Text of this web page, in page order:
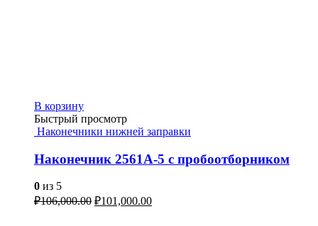
В корзину
Быстрый просмотр
Наконечники нижней заправки
Наконечник 2561А-5 с пробоотборником
0 из 5
₽106,000.00 ₽101,000.00